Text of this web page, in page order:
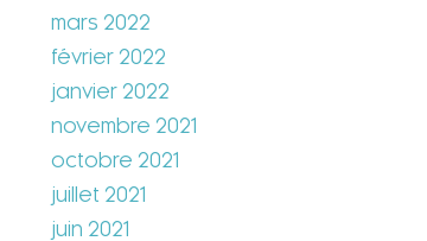
mars 2022
février 2022
janvier 2022
novembre 2021
octobre 2021
juillet 2021
juin 2021